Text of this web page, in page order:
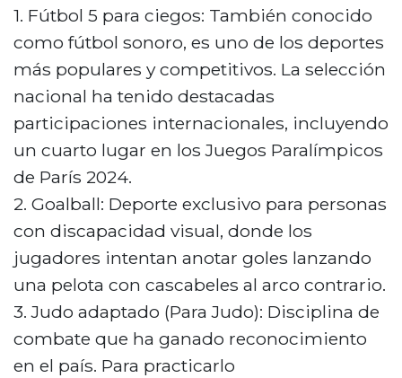
1. Fútbol 5 para ciegos: También conocido
como fútbol sonoro, es uno de los deportes
más populares y competitivos. La selección
nacional ha tenido destacadas
participaciones internacionales, incluyendo
un cuarto lugar en los Juegos Paralímpicos
de París 2024.
2. Goalball: Deporte exclusivo para personas
con discapacidad visual, donde los
jugadores intentan anotar goles lanzando
una pelota con cascabeles al arco contrario.
3. Judo adaptado (Para Judo): Disciplina de
combate que ha ganado reconocimiento
en el país. Para practicarlo